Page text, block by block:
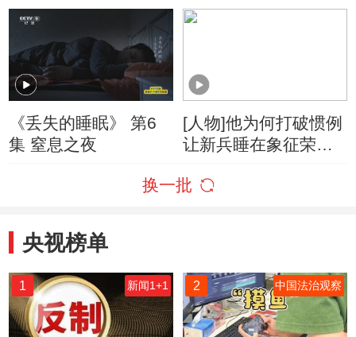
《丢失的睡眠》 第6
集 窒息之夜
[人物]他为何打破惯例
让新兵睡在象征荣誉
换一批
央视榜单
1 新闻1+1 2 中国法治观察